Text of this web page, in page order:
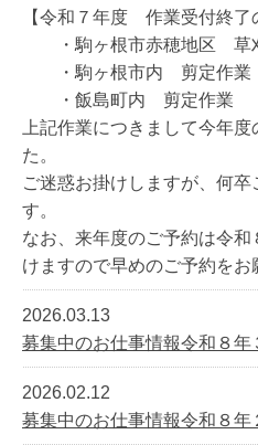
【令和７年度 作業受付終了
・駒ヶ根市赤穂地区 草
・駒ヶ根市内 剪定作業
・飯島町内 剪定作業
上記作業につきまして今年
た。
ご迷惑お掛けしますが、何
す。
なお、来年度のご予約は令
けますので早めのご予約をお
2026.03.13
募集中のお仕事情報令和８年
2026.02.12
募集中のお仕事情報令和８年